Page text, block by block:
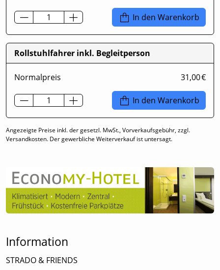
In den Warenkorb
Rollstuhlfahrer inkl. Begleitperson
Normalpreis 31,00 €
In den Warenkorb
Angezeigte Preise inkl. der gesetzl. MwSt., Vorverkaufsgebühr, zzgl.
Versandkosten. Der gewerbliche Weiterverkauf ist untersagt.
Information
STRADO & FRIENDS